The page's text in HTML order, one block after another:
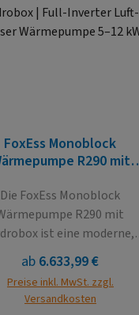
FoxEss Monoblock
R290 mit
Wasser Wärmepumpe
5–12 kW
Die FoxEss Monoblock
R290 mit
ist eine moderne,
Komplettlösung
für Heizung, Kühlung und
Das
System besteht aus einer
Regulärer Preis:
ab 6.633,99 €
Preise inkl. MwSt. zzgl.
Versandkosten